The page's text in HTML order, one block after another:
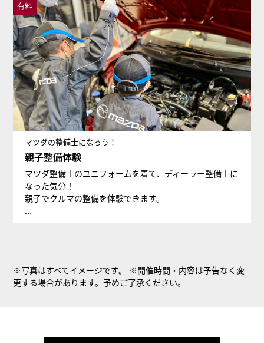
有料
マツダの整備士になろう！
親子整備体験
マツダ整備士のユニフォームを着て、ディーラー整備士に
なった気分！
親子でクルマの整備を体験できます。
...
※写真はすべてイメージです。 ※開催時間・内容は予告なく変
更する場合があります。予めご了承ください。